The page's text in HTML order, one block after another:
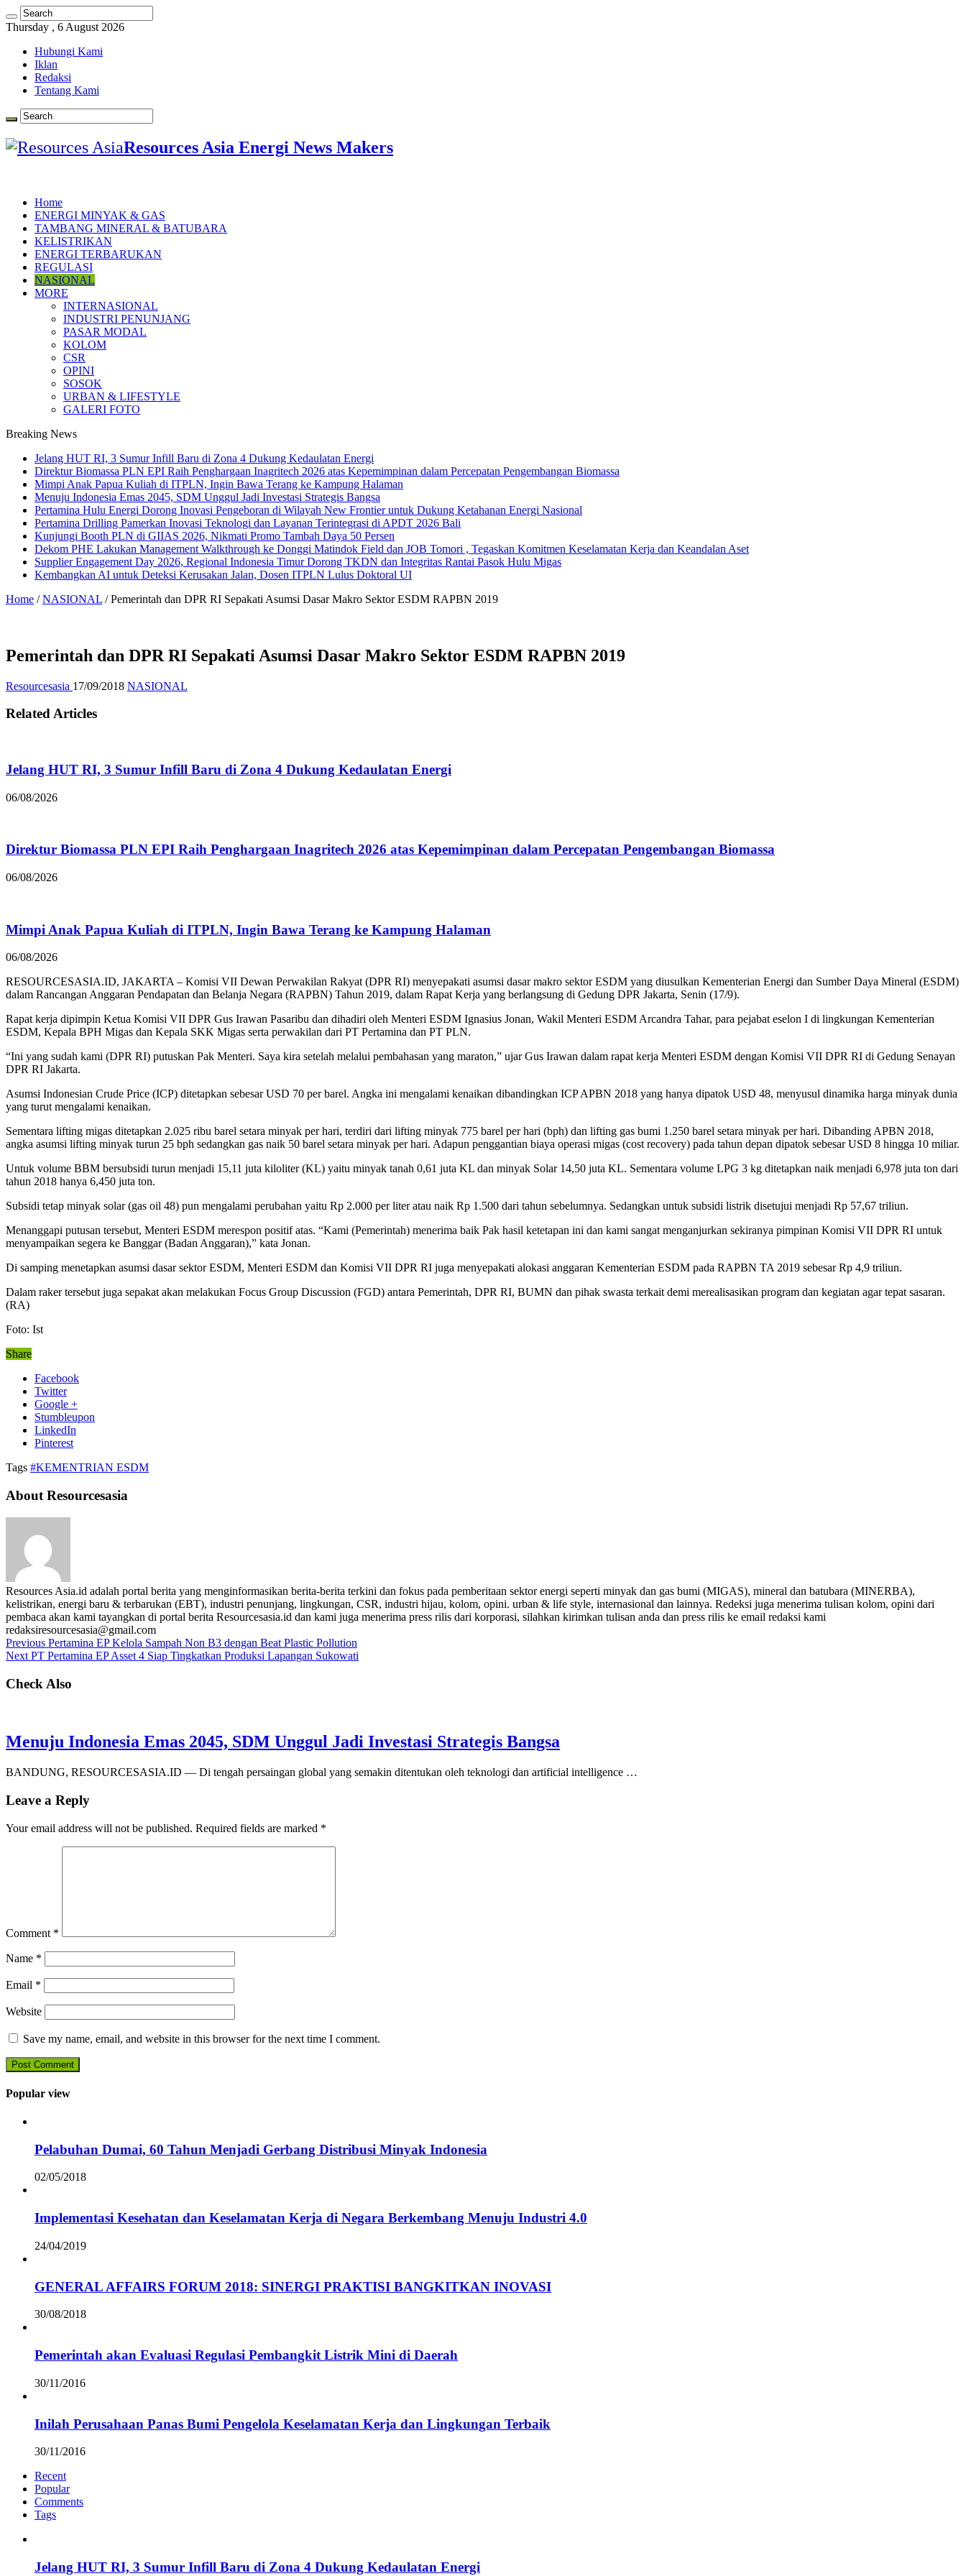
Thursday , 6 August 2026
Hubungi Kami
Iklan
Redaksi
Tentang Kami
Resources Asia Energi News Makers
Home
ENERGI MINYAK & GAS
TAMBANG MINERAL & BATUBARA
KELISTRIKAN
ENERGI TERBARUKAN
REGULASI
NASIONAL
MORE
INTERNASIONAL
INDUSTRI PENUNJANG
PASAR MODAL
KOLOM
CSR
OPINI
SOSOK
URBAN & LIFESTYLE
GALERI FOTO
Breaking News
Jelang HUT RI, 3 Sumur Infill Baru di Zona 4 Dukung Kedaulatan Energi
Direktur Biomassa PLN EPI Raih Penghargaan Inagritech 2026 atas Kepemimpinan dalam Percepatan Pengembangan Biomassa
Mimpi Anak Papua Kuliah di ITPLN, Ingin Bawa Terang ke Kampung Halaman
Menuju Indonesia Emas 2045, SDM Unggul Jadi Investasi Strategis Bangsa
Pertamina Hulu Energi Dorong Inovasi Pengeboran di Wilayah New Frontier untuk Dukung Ketahanan Energi Nasional
Pertamina Drilling Pamerkan Inovasi Teknologi dan Layanan Terintegrasi di APDT 2026 Bali
Kunjungi Booth PLN di GIIAS 2026, Nikmati Promo Tambah Daya 50 Persen
Dekom PHE Lakukan Management Walkthrough ke Donggi Matindok Field dan JOB Tomori , Tegaskan Komitmen Keselamatan Kerja dan Keandalan Aset
Supplier Engagement Day 2026, Regional Indonesia Timur Dorong TKDN dan Integritas Rantai Pasok Hulu Migas
Kembangkan AI untuk Deteksi Kerusakan Jalan, Dosen ITPLN Lulus Doktoral UI
Home / NASIONAL / Pemerintah dan DPR RI Sepakati Asumsi Dasar Makro Sektor ESDM RAPBN 2019
Pemerintah dan DPR RI Sepakati Asumsi Dasar Makro Sektor ESDM RAPBN 2019
Resourcesasia 17/09/2018 NASIONAL
Related Articles
Jelang HUT RI, 3 Sumur Infill Baru di Zona 4 Dukung Kedaulatan Energi
06/08/2026
Direktur Biomassa PLN EPI Raih Penghargaan Inagritech 2026 atas Kepemimpinan dalam Percepatan Pengembangan Biomassa
06/08/2026
Mimpi Anak Papua Kuliah di ITPLN, Ingin Bawa Terang ke Kampung Halaman
06/08/2026
RESOURCESASIA.ID, JAKARTA – Komisi VII Dewan Perwakilan Rakyat (DPR RI) menyepakati asumsi dasar makro sektor ESDM yang diusulkan Kementerian Energi dan Sumber Daya Mineral (ESDM)
dalam Rancangan Anggaran Pendapatan dan Belanja Negara (RAPBN) Tahun 2019, dalam Rapat Kerja yang berlangsung di Gedung DPR Jakarta, Senin (17/9).
Rapat kerja dipimpin Ketua Komisi VII DPR Gus Irawan Pasaribu dan dihadiri oleh Menteri ESDM Ignasius Jonan, Wakil Menteri ESDM Arcandra Tahar, para pejabat eselon I di lingkungan Kementerian
ESDM, Kepala BPH Migas dan Kepala SKK Migas serta perwakilan dari PT Pertamina dan PT PLN.
“Ini yang sudah kami (DPR RI) putuskan Pak Menteri. Saya kira setelah melalui pembahasan yang maraton,” ujar Gus Irawan dalam rapat kerja Menteri ESDM dengan Komisi VII DPR RI di Gedung Senayan
DPR RI Jakarta.
Asumsi Indonesian Crude Price (ICP) ditetapkan sebesar USD 70 per barel. Angka ini mengalami kenaikan dibandingkan ICP APBN 2018 yang hanya dipatok USD 48, menyusul dinamika harga minyak dunia
yang turut mengalami kenaikan.
Sementara lifting migas ditetapkan 2.025 ribu barel setara minyak per hari, terdiri dari lifting minyak 775 barel per hari (bph) dan lifting gas bumi 1.250 barel setara minyak per hari. Dibanding APBN 2018,
angka asumsi lifting minyak turun 25 bph sedangkan gas naik 50 barel setara minyak per hari. Adapun penggantian biaya operasi migas (cost recovery) pada tahun depan dipatok sebesar USD 8 hingga 10 miliar.
Untuk volume BBM bersubsidi turun menjadi 15,11 juta kiloliter (KL) yaitu minyak tanah 0,61 juta KL dan minyak Solar 14,50 juta KL. Sementara volume LPG 3 kg ditetapkan naik menjadi 6,978 juta ton dari
tahun 2018 hanya 6,450 juta ton.
Subsidi tetap minyak solar (gas oil 48) pun mengalami perubahan yaitu Rp 2.000 per liter atau naik Rp 1.500 dari tahun sebelumnya. Sedangkan untuk subsidi listrik disetujui menjadi Rp 57,67 triliun.
Menanggapi putusan tersebut, Menteri ESDM merespon positif atas. “Kami (Pemerintah) menerima baik Pak hasil ketetapan ini dan kami sangat menganjurkan sekiranya pimpinan Komisi VII DPR RI untuk
menyampaikan segera ke Banggar (Badan Anggaran),” kata Jonan.
Di samping menetapkan asumsi dasar sektor ESDM, Menteri ESDM dan Komisi VII DPR RI juga menyepakati alokasi anggaran Kementerian ESDM pada RAPBN TA 2019 sebesar Rp 4,9 triliun.
Dalam raker tersebut juga sepakat akan melakukan Focus Group Discussion (FGD) antara Pemerintah, DPR RI, BUMN dan pihak swasta terkait demi merealisasikan program dan kegiatan agar tepat sasaran.
(RA)
Foto: Ist
Share
Facebook
Twitter
Google +
Stumbleupon
LinkedIn
Pinterest
Tags #KEMENTRIAN ESDM
About Resourcesasia
Resources Asia.id adalah portal berita yang menginformasikan berita-berita terkini dan fokus pada pemberitaan sektor energi seperti minyak dan gas bumi (MIGAS), mineral dan batubara (MINERBA),
kelistrikan, energi baru & terbarukan (EBT), industri penunjang, lingkungan, CSR, industri hijau, kolom, opini. urban & life style, internasional dan lainnya. Redeksi juga menerima tulisan kolom, opini dari
pembaca akan kami tayangkan di portal berita Resourcesasia.id dan kami juga menerima press rilis dari korporasi, silahkan kirimkan tulisan anda dan press rilis ke email redaksi kami
redaksiresourcesasia@gmail.com
Previous Pertamina EP Kelola Sampah Non B3 dengan Beat Plastic Pollution
Next PT Pertamina EP Asset 4 Siap Tingkatkan Produksi Lapangan Sukowati
Check Also
Menuju Indonesia Emas 2045, SDM Unggul Jadi Investasi Strategis Bangsa
BANDUNG, RESOURCESASIA.ID — Di tengah persaingan global yang semakin ditentukan oleh teknologi dan artificial intelligence …
Leave a Reply
Your email address will not be published. Required fields are marked *
Comment *
Name *
Email *
Website
Save my name, email, and website in this browser for the next time I comment.
Popular view
Pelabuhan Dumai, 60 Tahun Menjadi Gerbang Distribusi Minyak Indonesia
02/05/2018
Implementasi Kesehatan dan Keselamatan Kerja di Negara Berkembang Menuju Industri 4.0
24/04/2019
GENERAL AFFAIRS FORUM 2018: SINERGI PRAKTISI BANGKITKAN INOVASI
30/08/2018
Pemerintah akan Evaluasi Regulasi Pembangkit Listrik Mini di Daerah
30/11/2016
Inilah Perusahaan Panas Bumi Pengelola Keselamatan Kerja dan Lingkungan Terbaik
30/11/2016
Recent
Popular
Comments
Tags
Jelang HUT RI, 3 Sumur Infill Baru di Zona 4 Dukung Kedaulatan Energi